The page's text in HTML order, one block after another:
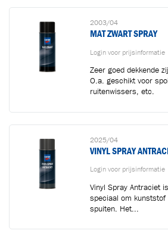
2003/04
MAT ZWART SPRAY
Login voor prijsinformatie
Zeer goed dekkende
O.a. geschikt voor
ruitenwissers, etc.
2025/04
VINYL SPRAY
Login voor prijsinformatie
Vinyl Spray Antraciet
speciaal om
spuiten. Het...